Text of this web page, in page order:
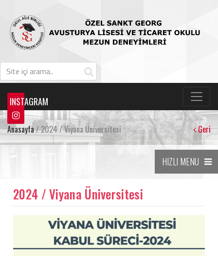
INSTAGRAM
Anasayfa/ 2024 / Viyana Üniversitesi Geri
HIZLI MENU
2024 / Viyana Üniversitesi